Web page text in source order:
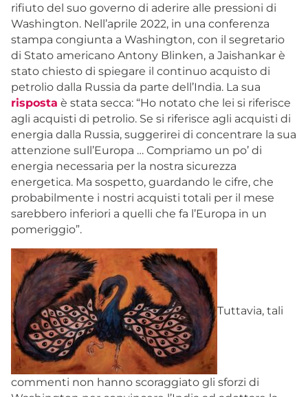
rifiuto del suo governo di aderire alle pressioni di
Washington. Nell’aprile 2022, in una conferenza
stampa congiunta a Washington, con il segretario
di Stato americano Antony Blinken, a Jaishankar è
stato chiesto di spiegare il continuo acquisto di
petrolio dalla Russia da parte dell’India. La sua
risposta è stata secca: “Ho notato che lei si riferisce
agli acquisti di petrolio. Se si riferisce agli acquisti di
energia dalla Russia, suggerirei di concentrare la sua
attenzione sull’Europa … Compriamo un po’ di
energia necessaria per la nostra sicurezza
energetica. Ma sospetto, guardando le cifre, che
probabilmente i nostri acquisti totali per il mese
sarebbero inferiori a quelli che fa l’Europa in un
pomeriggio”.
Tuttavia, tali
commenti non hanno scoraggiato gli sforzi di